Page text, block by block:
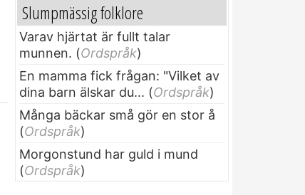
Slumpmässig folklore
Varav hjärtat är fullt talar
munnen. (Ordspråk)
En mamma fick frågan: "Vilket av
dina barn älskar du... (Ordspråk)
Många bäckar små gör en stor å
(Ordspråk)
Morgonstund har guld i mund
(Ordspråk)